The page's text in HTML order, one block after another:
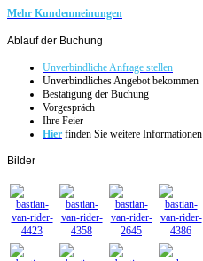
Mehr Kundenmeinungen
Ablaufder Buchung
Unverbindliche Anfrage stellen
Unverbindliches Angebot bekommen
Bestätigung der Buchung
Vorgespräch
Ihre Feier
Hier finden Sie weitere Informationen
Bilder